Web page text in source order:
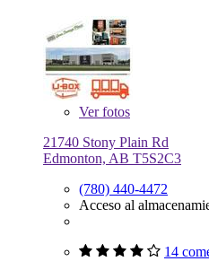
Verfotos
21740 Stony Plain Rd
Edmonton, AB T5S2C3
(780) 440-4472
Acceso al
14